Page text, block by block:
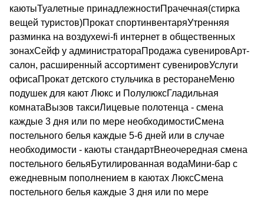
каютыТуалетные принадлежностиПрачечная(стирка
вещей туристов)Прокат спортинвентаряУтренняя
разминка на воздухеwi-fi интернет в общественных
зонахСейф у администратораПродажа сувенировАрт-
салон, расширенный ассортимент сувенировУслуги
офисаПрокат детского стульчика в ресторанеМеню
подушек для кают Люкс и ПолулюксГладильная
комнатаВызов таксиЛицевые полотенца - смена
каждые 3 дня или по мере необходимостиСмена
постельного белья каждые 5-6 дней или в случае
необходимости - каюты стандартВнеочередная смена
постельного бельяБутилированная водаМини-бар с
ежедневным пополнением в каютах ЛюксСмена
постельного белья каждые 3 дня или по мере